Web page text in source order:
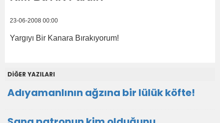
23-06-2008 00:00
Yargıyı Bir Kanara Bırakıyorum!
DİĞER YAZILARI
Adıyamanlının ağzına bir lülük köfte!